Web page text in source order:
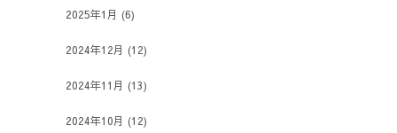
2025年1月 (6)
2024年12月 (12)
2024年11月 (13)
2024年10月 (12)